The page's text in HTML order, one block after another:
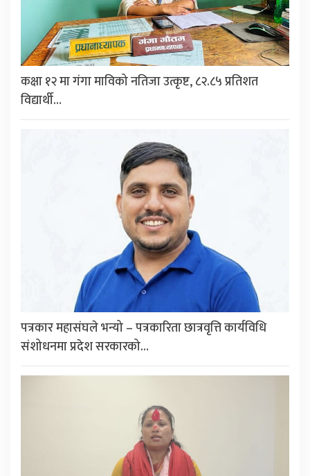
कक्षा १२ मा गंगा माविको नतिजा उत्कृष्ट, ८२.८५ प्रतिशत
विद्यार्थी…
पत्रकार महासंघले भन्यो – पत्रकारिता छात्रवृत्ति कार्यविधि
संशोधनमा प्रदेश सरकारको…